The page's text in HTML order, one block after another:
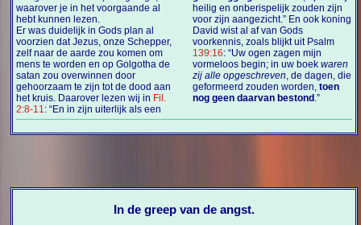
waarover je in het voorgaande al
hebt kunnen lezen.
Er was duidelijk in Gods plan al
voorzien dat Jezus, onze Schepper,
zelf naar de aarde zou komen om
mens te worden en op Golgotha de
satan zou overwinnen door
gehoorzaam te zijn tot de dood aan
het kruis. Daarover lezen wij in Fil.
2:8-11: “En in zijn uiterlijk als een
heilig en onberispelijk zouden zijn
voor zijn aangezicht.” En ook koning
David wist al af van Gods
voorkennis, zoals blijkt uit Psalm
139:16: “Uw ogen zagen mijn
vormeloos begin; in uw boek waren
zij alle opgeschreven, de dagen, die
geformeerd zouden worden, toen
nog geen daarvan bestond.”
In de greep van de angst.